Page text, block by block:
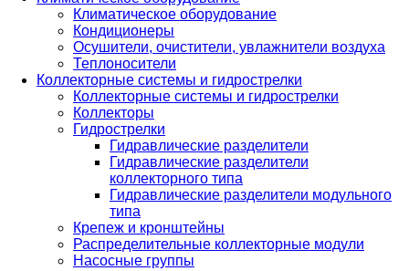
Климатическое оборудование
Кондиционеры
Осушители, очистители, увлажнители воздуха
Теплоносители
Коллекторные системы и гидрострелки
Коллекторные системы и гидрострелки
Коллекторы
Гидрострелки
Гидравлические разделители
Гидравлические разделители
коллекторного типа
Гидравлические разделители модульного
типа
Крепеж и кронштейны
Распределительные коллекторные модули
Насосные группы